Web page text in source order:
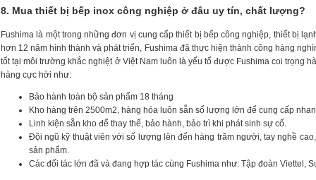
8. Mua thiết bị bếp inox công nghiệp ở đâu uy tín, chất lượng?
Fushima là một trong những đơn vị cung cấp thiết bị bếp công nghiệp, thiết bị
hơn 12 năm hình thành và phát triển, Fushima đã thực hiện thành công hàng
tốt tại môi trường khắc nghiệt ở Việt Nam luôn là yếu tố được Fushima coi trọng
hàng cực hời như:
Bảo hành toàn bộ sản phẩm 18 tháng
Kho hàng trên 2500m2, hàng hóa luôn sẵn số lượng lớn để cung cấp
Linh kiện sẵn kho để thay thế, bảo hành, bảo trì khi phát sinh sự cố.
Đội ngũ kỹ thuật viên với số lượng lên đến hàng trăm người, tay nghề
sản phẩm.
Các đối tác lớn đã và đang hợp tác cùng Fushima như: Tập đoàn Viettel,